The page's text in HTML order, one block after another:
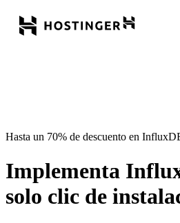
Hasta un 70% de descuento en
Implementa
solo clic de